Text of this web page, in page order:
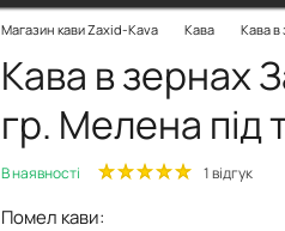
Магазин кави Zaxid-Kava Кава Кава в
Кава в зернах
гр. Мелена під
В наявності 1 відгук
Помел кави: